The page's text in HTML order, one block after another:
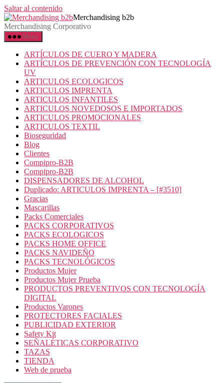
Saltar al contenido
Merchandising b2b
Merchandising Corporativo
Menú
ARTÍCULOS DE CUERO Y MADERA
ARTÍCULOS DE PREVENCIÓN CON TECNOLOGÍA
UV
ARTICULOS ECOLOGICOS
ARTICULOS IMPRENTA
ARTICULOS INFANTILES
ARTICULOS NOVEDOSOS E IMPORTADOS
ARTICULOS PROMOCIONALES
ARTICULOS TEXTIL
Bioseguridad
Blog
Clientes
Compipro-B2B
Compipro-B2B
DISPENSADORES DE ALCOHOL
Duplicado: ARTICULOS IMPRENTA – [#3510]
Gracias
Mascarillas
Packs Comerciales
PACKS CORPORATIVOS
PACKS ECOLOGICOS
PACKS HOME OFFICE
PACKS NAVIDEÑO
PACKS TECNOLÓGICOS
Productos Mujer
Productos Mujer Prueba
PRODUCTOS PREVENTIVOS CON TECNOLOGÍA
DIGITAL
Productos Varones
PROTECTORES FACIALES
PUBLICIDAD EXTERIOR
Safety Kit
SEÑALÉTICAS CORPORATIVO
TAZAS
TIENDA
Web de prueba